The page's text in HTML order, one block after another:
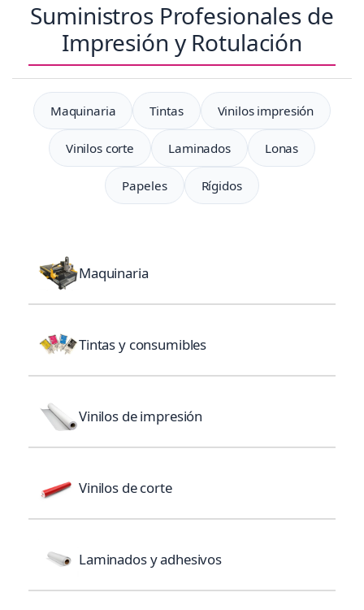
Suministros Profesionales de
Impresión y Rotulación
Maquinaria Tintas Vinilos impresión
Vinilos corte Laminados Lonas
Papeles Rígidos
Maquinaria
Tintas y consumibles
Vinilos de impresión
Vinilos de corte
Laminados y adhesivos